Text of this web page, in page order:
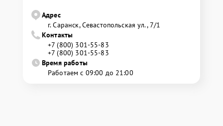
Адрес
г. Саранск, Севастопольская ул., 7/1
Контакты
+7 (800) 301-55-83
+7 (800) 301-55-83
Время работы
Работаем с 09:00 до 21:00